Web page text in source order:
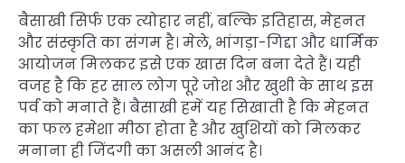
बैसाखी सिर्फ एक त्योहार नहीं, बल्कि इतिहास, मेहनत
और संस्कृति का संगम है। मेले, भांगड़ा-गिद्दा और धार्मिक
आयोजन मिलकर इसे एक खास दिन बना देते हैं। यही
वजह है कि हर साल लोग पूरे जोश और खुशी के साथ इस
पर्व को मनाते हैं। बैसाखी हमें यह सिखाती है कि मेहनत
का फल हमेशा मीठा होता है और खुशियों को मिलकर
मनाना ही जिंदगी का असली आनंद है।